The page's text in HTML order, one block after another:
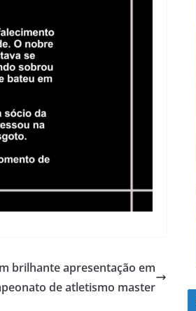
brilhante apresentação em
de atletismo master